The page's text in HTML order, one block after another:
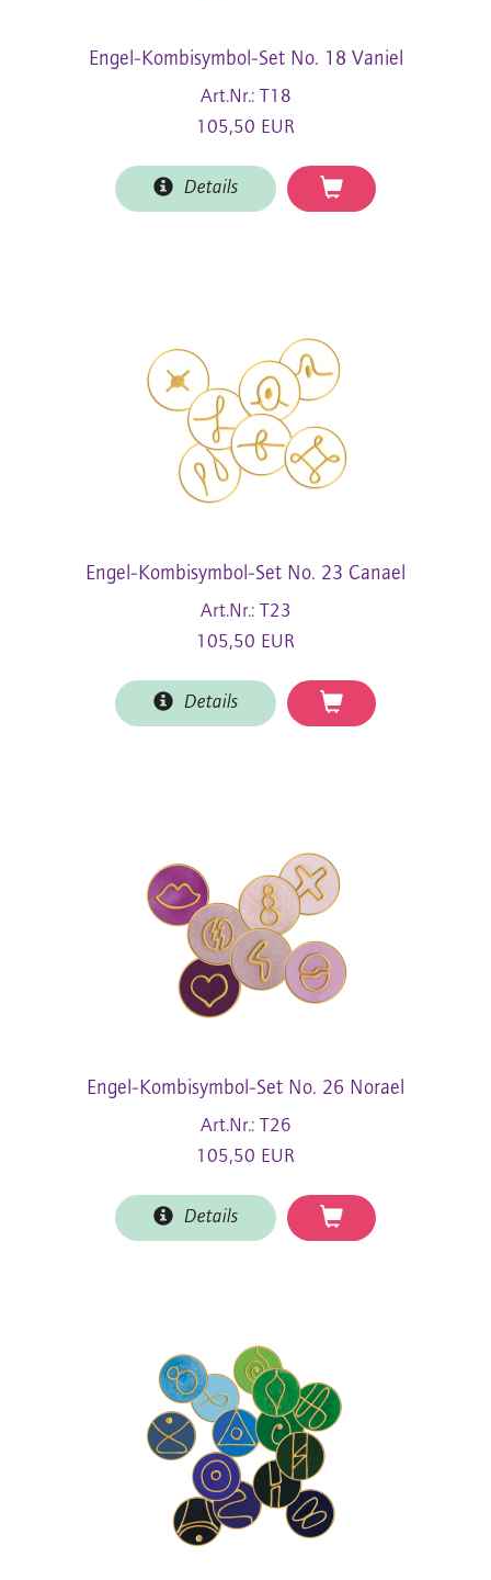
Engel-Kombisymbol-Set No. 18 Vaniel
Art.Nr.: T18
105,50 EUR
Details
Engel-Kombisymbol-Set No. 23 Canael
Art.Nr.: T23
105,50 EUR
Details
Engel-Kombisymbol-Set No. 26 Norael
Art.Nr.: T26
105,50 EUR
Details